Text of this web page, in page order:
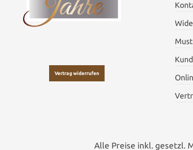
Vertrag widerrufen
Alle Preise inkl. gesetzl.